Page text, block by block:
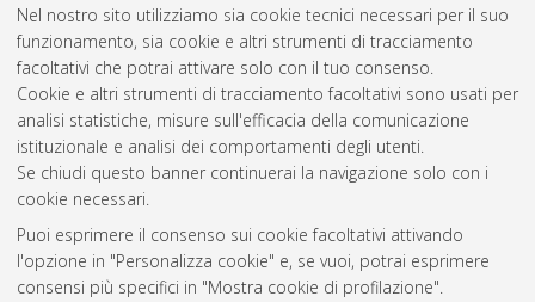
Nel nostro sito utilizziamo sia cookie tecnici necessari per il suo
funzionamento, sia cookie e altri strumenti di tracciamento
facoltativi che potrai attivare solo con il tuo consenso.
Cookie e altri strumenti di tracciamento facoltativi sono usati per
analisi statistiche, misure sull'efficacia della comunicazione
istituzionale e analisi dei comportamenti degli utenti.
Se chiudi questo banner continuerai la navigazione solo con i
cookie necessari.
Puoi esprimere il consenso sui cookie facoltativi attivando
l'opzione in "Personalizza cookie" e, se vuoi, potrai esprimere
consensi più specifici in "Mostra cookie di profilazione".
Gestione del documento:
Atom
Rss 1.0